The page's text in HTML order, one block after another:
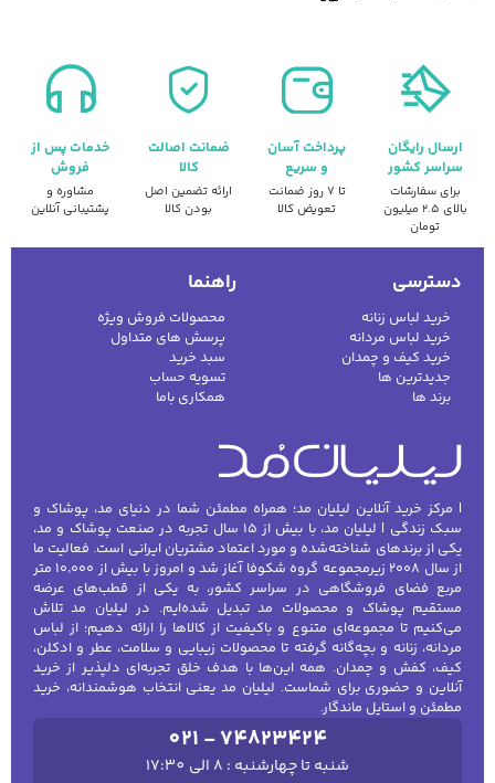
ارسال رایگان
سراسر کشور
برای سفارشات
بالای ۲.۵ میلیون
تومان
پرداخت آسان
و سریع
تا ۷ روز ضمانت
تعویض کالا
ضمانت اصالت
کالا
ارائه تضمین اصل
بودن کالا
خدمات پس از
فروش
مشاوره و
پشتیبانی آنلاین
دسترسی
خرید لباس زنانه
خرید لباس مردانه
خرید کیف و چمدان
جدیدترین ها
برند ها
راهنما
محصولات فروش ویژه
پرسش های متداول
سبد خرید
تسویه حساب
همکاری باما
| مرکز خرید آنلاین لیلیان مد؛ همراه مطمئن شما در دنیای مد، پوشاک و
سبک زندگی | لیلیان مد، با بیش از ۱۵ سال تجربه در صنعت پوشاک و مد،
یکی از برندهای شناخته‌شده و مورد اعتماد مشتریان ایرانی است. فعالیت ما
از سال ۲۰۰۸ زیرمجموعه گروه شکوفا آغاز شد و امروز با بیش از ۱۰٬۰۰۰ متر
مربع فضای فروشگاهی در سراسر کشور، به یکی از قطب‌های عرضه
مستقیم پوشاک و محصولات مد تبدیل شده‌ایم. در لیلیان مد تلاش
می‌کنیم تا مجموعه‌ای متنوع و باکیفیت از کالاها را ارائه دهیم؛ از لباس
مردانه، زنانه و بچه‌گانه گرفته تا محصولات زیبایی و سلامت، عطر و ادکلن،
کیف، کفش و چمدان. همه این‌ها با هدف خلق تجربه‌ای دلپذیر از خرید
آنلاین و حضوری برای شماست. لیلیان مد یعنی انتخاب هوشمندانه، خرید
مطمئن و استایل ماندگار.
021 - 74823424
شنبه تا چهارشنبه : 8 الی 17:30